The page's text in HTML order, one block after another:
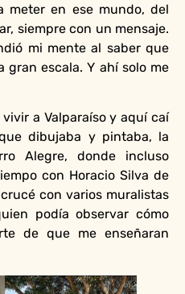
meter en ese mundo, del
siempre con un mensaje.
mi mente al saber que
gran escala. Y ahí solo me
a Valparaíso y aquí caí
dibujaba y pintaba, la
Alegre, donde incluso
con Horacio Silva de
con varios muralistas
podía observar cómo
de que me enseñaran